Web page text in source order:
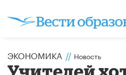
ЭКОНОМИКА // Новость
Учителей